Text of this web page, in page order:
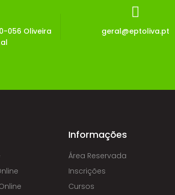
056 Oliveira
geral@eptoliva.pt
Informações
Área Reservada
Inscrições
Cursos